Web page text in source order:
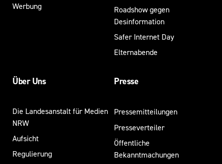
Werbung
Roadshow gegen
Desinformation
Safer Internet Day
Elternabende
Über Uns
Die Landesanstalt für Medien
NRW
Aufsicht
Regulierung
Presse
Pressemitteilungen
Presseverteiler
Öffentliche
Bekanntmachungen